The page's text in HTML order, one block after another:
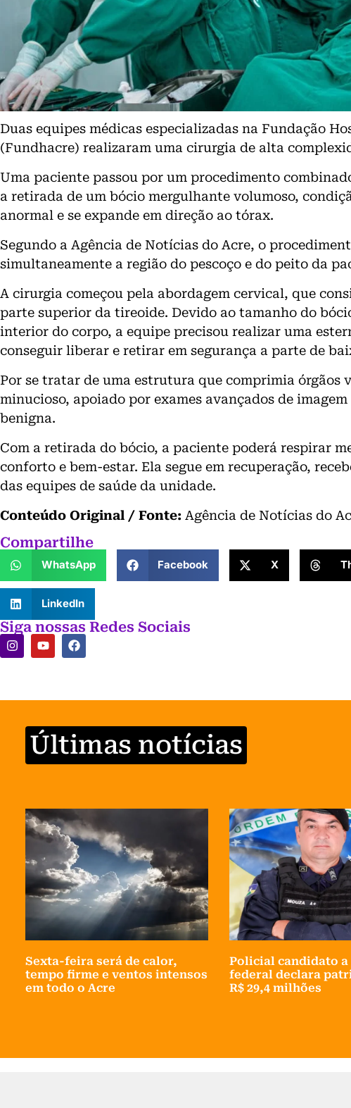
Duas equipes médicas especializadas na Fundação
(Fundhacre) realizaram uma cirurgia de alta
Uma paciente passou por um procedimento
a retirada de um bócio mergulhante volumoso,
anormal e se expande em direção ao tórax.
Segundo a Agência de Notícias do Acre, o
simultaneamente a região do pescoço e do peito da
A cirurgia começou pela abordagem cervical, que
parte superior da tireoide. Devido ao tamanho do
interior do corpo, a equipe precisou realizar uma
conseguir liberar e retirar em segurança a parte de
Por se tratar de uma estrutura que comprimia
minucioso, apoiado por exames avançados de
benigna.
Com a retirada do bócio, a paciente poderá respirar
conforto e bem-estar. Ela segue em recuperação,
das equipes de saúde da unidade.
Conteúdo Original / Fonte: Agência de Notícias do
Compartilhe
WhatsApp Facebook X
LinkedIn
Siga nossas Redes Sociais
Últimas notícias
Sexta-feira será de calor,
tempo firme e ventos intensos
em todo o Acre
Policial candidato a
federal declara
R$ 29,4 milhões